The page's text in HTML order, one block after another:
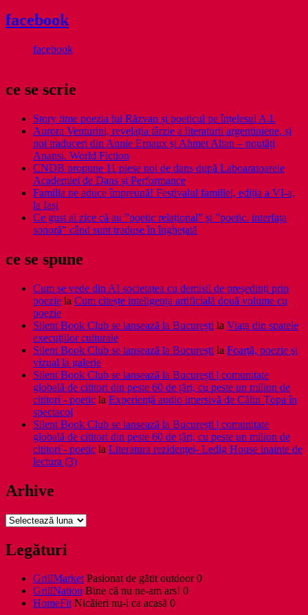
facebook
facebook
ce se scrie
Story time poezia lui Răzvan și poeticul pe înțelesul A.I.
Aurora Venturini, revelația târzie a literaturii argentiniene, și
noi traduceri din Annie Ernaux și Ahmet Altan – noutăți
Anansi. World Fiction
CNDB propune 11 piese noi de dans după Laboaratoarele
Academiei de Dans și Performance
Familia ne aduce împreună! Festivalul familiei, ediția a VI-a,
la Iași
Ce gust ai zice că au ”poetic relațional” și ”poetic. interfața
sonoră” când sunt traduse în înghețată
ce se spune
Cum se vede din AI societatea cu demisii de președinți prin
poezie la Cum citește inteligența artificială două volume cu
poezie
Silent Book Club se lansează la București la Viaţa din spatele
execuţiilor culturale
Silent Book Club se lansează la București la Foarţă, poezie şi
vizual la galerie
Silent Book Club se lansează la București | comunitate
globală de cititori din peste 60 de țări, cu peste un milion de
cititori - poetic la Experiență audio imersivă de Călin Țopa în
spectacol
Silent Book Club se lansează la București | comunitate
globală de cititori din peste 60 de țări, cu peste un milion de
cititori - poetic la Literatura rezidenţei- Ledig House inainte de
lectura (3)
Arhive
Arhive
Legături
GrillMarketPasionat de gătit outdoor 0
GrillNation Bine că nu ne-am ars! 0
HomeFitNicăieri nu-i ca acasă 0